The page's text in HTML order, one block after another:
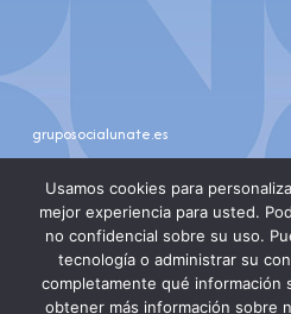
gruposocialunate.es
youtubeinstagram
Usamos cookies para
mejor experiencia para usted.
no confidencial sobre su uso.
tecnología o administrar su
completamente qué información
obtener más información sobre